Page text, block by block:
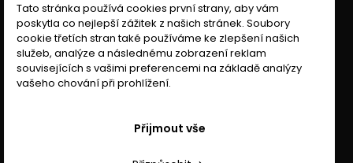
Tato stránka používá cookies první strany, aby vám
poskytla co nejlepší zážitek z našich stránek. Soubory
cookie třetích stran také používáme ke zlepšení našich
služeb, analýze a následnému zobrazení reklam
souvisejících s vašimi preferencemi na základě analýzy
vašeho chování při prohlížení.
Přijmout vše